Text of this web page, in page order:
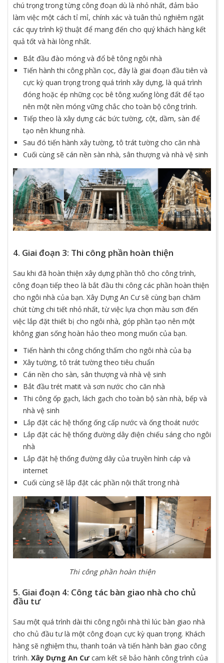
chú trọng trong từng công đoạn dù là nhỏ nhất, đảm bảo
làm việc một cách tỉ mỉ, chính xác và tuân thủ nghiêm ngặt
các quy trình kỹ thuật để mang đến cho quý khách hàng kết
quả tốt và hài lòng nhất.
Bắt đầu đào móng và đổ bê tông ngôi nhà
Tiến hành thi công phần cọc, đây là giai đoạn đầu tiên và
cực kỳ quan trọng trong quá trình xây dựng, là quá trình
đóng hoặc ép những cọc bê tông xuống lòng đất để tạo
nên một nền móng vững chắc cho toàn bộ công trình.
Tiếp theo là xây dựng các bức tường, cột, dầm, sàn để
tạo nên khung nhà.
Sau đó tiến hành xây tường, tô trát tường cho căn nhà
Cuối cùng sẽ cán nền sàn nhà, sân thượng và nhà vệ sinh
4. Giai đoạn 3: Thi công phần hoàn thiện
Sau khi đã hoàn thiện xây dựng phần thô cho công trình,
công đoạn tiếp theo là bắt đầu thi công các phần hoàn thiện
cho ngôi nhà của bạn. Xây Dựng An Cư sẽ cùng bạn chăm
chút từng chi tiết nhỏ nhất, từ việc lựa chọn màu sơn đến
việc lắp đặt thiết bị cho ngôi nhà, góp phần tạo nên một
không gian sống hoàn hảo theo mong muốn của bạn.
Tiến hành thi công chống thấm cho ngôi nhà của bạ
Xây tường, tô trát tường theo tiêu chuẩn
Cán nền cho sàn, sân thượng và nhà vệ sinh
Bắt đầu trét matit và sơn nước cho căn nhà
Thi công ốp gạch, lách gạch cho toàn bộ sàn nhà, bếp và
nhà vệ sinh
Lắp đặt các hệ thống ống cấp nước và ống thoát nước
Lắp đặt các hệ thống đường dây điện chiếu sáng cho ngôi
nhà
Lắp đặt hệ thống đường dây của truyền hình cáp và
internet
Cuối cùng sẽ lắp đặt các phần nội thất trong nhà
Thi công phần hoàn thiện
5. Giai đoạn 4: Công tác bàn giao nhà cho chủ
đầu tư
Sau một quá trình dài thi công ngôi nhà thì lúc bàn giao nhà
cho chủ đầu tư là một công đoạn cực kỳ quan trọng. Khách
hàng sẽ nghiệm thu, thanh toán và tiến hành bàn giao công
trình. Xây Dựng An Cưcam kết sẽ bảo hành công trình của